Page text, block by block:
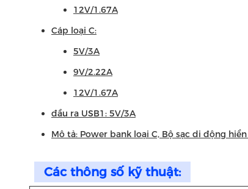
12V/1.67A
Cáp loại C:
5V/3A
9V/2.22A
12V/1.67A
đầu ra USB1: 5V/3A
Mô tả: Power bank loại C, Bộ sạc di động
Các thông số kỹ thuật: